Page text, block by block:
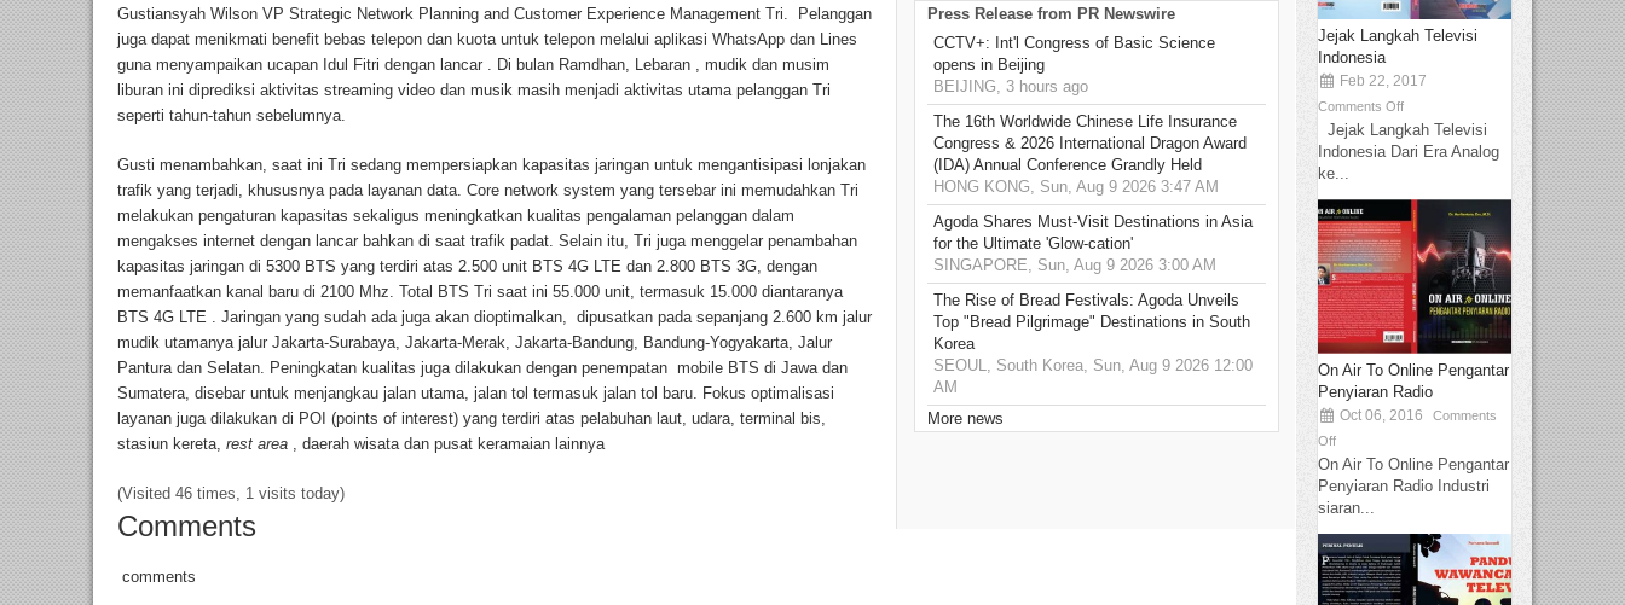
Gustiansyah Wilson VP Strategic Network Planning and Customer Experience Management Tri. Pelanggan
juga dapat menikmati benefit bebas telepon dan kuota untuk telepon melalui aplikasi WhatsApp dan Lines
guna menyampaikan ucapan Idul Fitri dengan lancar . Di bulan Ramdhan, Lebaran , mudik dan musim
liburan ini diprediksi aktivitas streaming video dan musik masih menjadi aktivitas utama pelanggan Tri
seperti tahun-tahun sebelumnya.
Gusti menambahkan, saat ini Tri sedang mempersiapkan kapasitas jaringan untuk mengantisipasi lonjakan
trafik yang terjadi, khususnya pada layanan data. Core network system yang tersebar ini memudahkan Tri
melakukan pengaturan kapasitas sekaligus meningkatkan kualitas pengalaman pelanggan dalam
mengakses internet dengan lancar bahkan di saat trafik padat. Selain itu, Tri juga menggelar penambahan
kapasitas jaringan di 5300 BTS yang terdiri atas 2.500 unit BTS 4G LTE dan 2.800 BTS 3G, dengan
memanfaatkan kanal baru di 2100 Mhz. Total BTS Tri saat ini 55.000 unit, termasuk 15.000 diantaranya
BTS 4G LTE . Jaringan yang sudah ada juga akan dioptimalkan, dipusatkan pada sepanjang 2.600 km jalur
mudik utamanya jalur Jakarta-Surabaya, Jakarta-Merak, Jakarta-Bandung, Bandung-Yogyakarta, Jalur
Pantura dan Selatan. Peningkatan kualitas juga dilakukan dengan penempatan mobile BTS di Jawa dan
Sumatera, disebar untuk menjangkau jalan utama, jalan tol termasuk jalan tol baru. Fokus optimalisasi
layanan juga dilakukan di POI (points of interest) yang terdiri atas pelabuhan laut, udara, terminal bis,
stasiun kereta, rest area , daerah wisata dan pusat keramaian lainnya
(Visited 46 times, 1 visits today)
Comments
comments
Press Release from PR Newswire
CCTV+: Int'l Congress of Basic Science
opens in Beijing
BEIJING, 3 hours ago
The 16th Worldwide Chinese Life Insurance
Congress & 2026 International Dragon Award
(IDA) Annual Conference Grandly Held
HONG KONG, Sun, Aug 9 2026 3:47 AM
Agoda Shares Must-Visit Destinations in Asia
for the Ultimate 'Glow-cation'
SINGAPORE, Sun, Aug 9 2026 3:00 AM
The Rise of Bread Festivals: Agoda Unveils
Top "Bread Pilgrimage" Destinations in South
Korea
SEOUL, South Korea, Sun, Aug 9 2026 12:00
AM
More news
Jejak Langkah Televisi
Indonesia
Feb 22, 2017
Comments Off
Jejak Langkah Televisi
Indonesia Dari Era Analog
ke...
On Air To Online Pengantar
Penyiaran Radio
Oct 06, 2016
Comments
Off
On Air To Online Pengantar
Penyiaran Radio Industri
siaran...